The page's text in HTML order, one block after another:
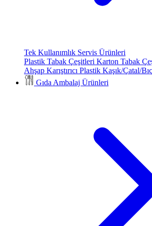
Tek Kullanımlık Servis Ürünleri
Plastik Tabak Çeşitleri Karton Tabak
Ahşap Karıştırıcı Plastik Kaşık/Çatal/
Gıda Ambalaj Ürünleri